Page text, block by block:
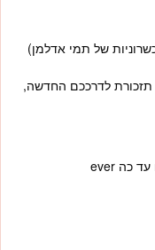
של תמי אדלמן)
לדרככם החדשה,
עד כה ever